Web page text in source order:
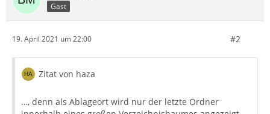
Gast
19. April 2021 um 22:00 #2
Zitat von haza
…, denn als Ablageort wird nur der letzte Ordner